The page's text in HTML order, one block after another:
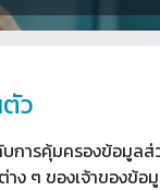
ว
การคุ้มครองข้อมูล
ง ๆ ของเจ้าของ